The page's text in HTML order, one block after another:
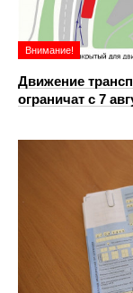
Внимание!
Движение
ограничат с 7